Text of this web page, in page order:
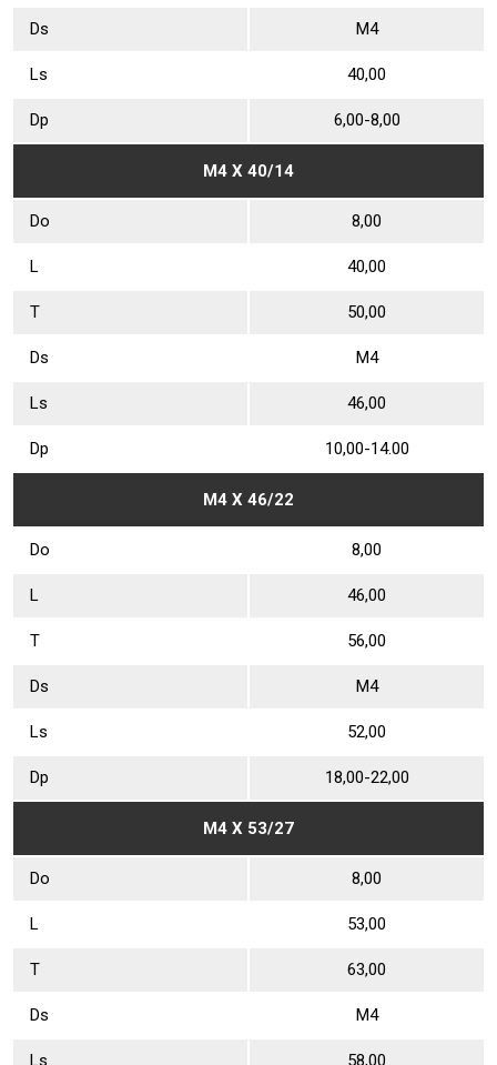
Ds М4
Ls 40,00
Dр 6,00-8,00
М4 Х 40/14
Dо 8,00
L 40,00
Т 50,00
Ds М4
Ls 46,00
Dр 10,00-14.00
М4 Х 46/22
Dо 8,00
L 46,00
Т 56,00
Ds М4
Ls 52,00
Dр 18,00-22,00
М4 Х 53/27
Dо 8,00
L 53,00
Т 63,00
Ds М4
Ls 58,00